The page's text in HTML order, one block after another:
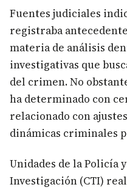
Fuentes judiciales
registraba
materia de análisis
investigativas que
del crimen. No
ha determinado con
relacionado con
dinámicas criminales
Unidades de la Policía
Investigación (CTI)